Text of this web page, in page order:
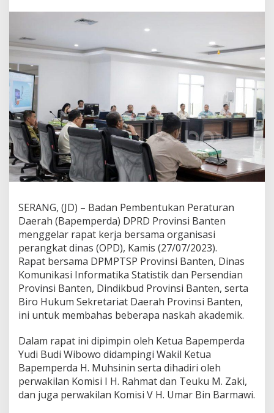
a
h
k
a
i
,
B
a
p
e
m
p
p
e
r
d
a
D
P
R
D
a
t
e
n
U
n
d
SERANG, (JD) – Badan Pembentukan Peraturan
Daerah (Bapemperda) DPRD Provinsi Banten
menggelar rapat kerja bersama organisasi
perangkat dinas (OPD), Kamis (27/07/2023).
Rapat bersama DPMPTSP Provinsi Banten, Dinas
Komunikasi Informatika Statistik dan Persendian
Provinsi Banten, Dindikbud Provinsi Banten, serta
Biro Hukum Sekretariat Daerah Provinsi Banten,
ini untuk membahas beberapa naskah akademik.
Dalam rapat ini dipimpin oleh Ketua Bapemperda
Yudi Budi Wibowo didampingi Wakil Ketua
Bapemperda H. Muhsinin serta dihadiri oleh
perwakilan Komisi I H. Rahmat dan Teuku M. Zaki,
dan juga perwakilan Komisi V H. Umar Bin Barmawi.